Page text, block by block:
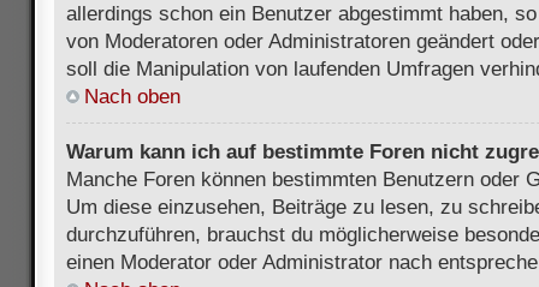
allerdings schon ein Benutzer abgestimmt haben,
von Moderatoren oder Administratoren geändert
soll die Manipulation von laufenden Umfragen
Nach oben
Warum kann ich auf bestimmte Foren nicht
Manche Foren können bestimmten Benutzern oder
Um diese einzusehen, Beiträge zu lesen, zu
durchzuführen, brauchst du möglicherweise
einen Moderator oder Administrator nach